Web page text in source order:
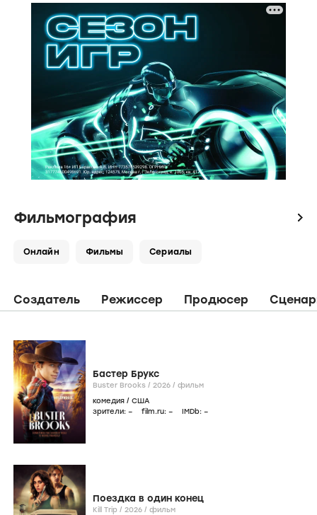
Фильмография icon
Онлайн Фильмы Сериалы
Создатель Режиссер Продюсер
Бастер Брукс
Buster Brooks / 2026 / фильм
комедия / США
зрители: – film.ru: – IMDb: –
Поездка в один конец
Kill Trip / 2026 / фильм